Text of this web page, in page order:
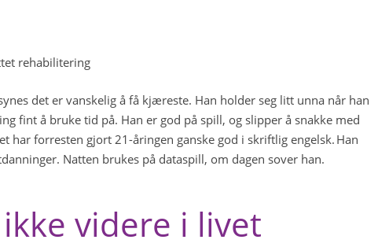
rehabilitering
det er vanskelig å få kjæreste. Han holder seg litt unna når han
fint å bruke tid på. Han er god på spill, og slipper å snakke med
har forresten gjort 21-åringen ganske god i skriftlig engelsk. Han
Natten brukes på dataspill, om dagen sover han.
videre i livet